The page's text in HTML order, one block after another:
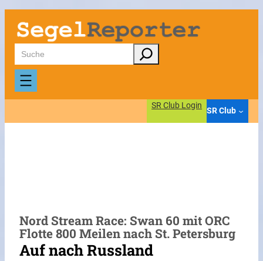
Zum
Inhalt
springen
Suchen
SR Club Login
SR Club
Nord Stream Race: Swan 60 mit ORC
Flotte 800 Meilen nach St. Petersburg
Auf nach Russland